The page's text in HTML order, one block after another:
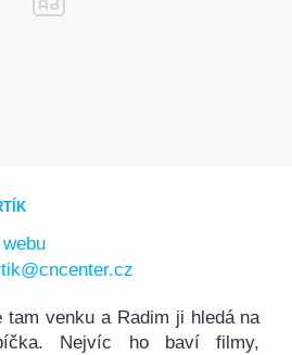
tam venku a Radim ji hledá na
Nejvíc ho baví filmy,